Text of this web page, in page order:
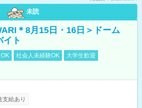
未読
＊8月15日・16日＞ドーム
イト
社会人未経験OK
大学生歓迎
支給あり